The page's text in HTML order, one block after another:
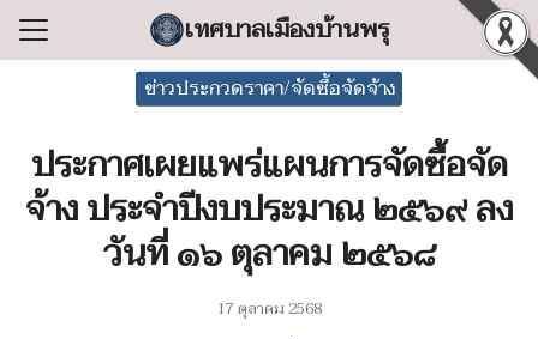
Skip
เทศบาลเมืองบ้านพรุ
ทศบาล
Search
ข่าวประกวดราคา/จัดซื้อจัดจ้าง
ประกาศเผยแพร่แผนการจัดซื้อจัด
จ้าง ประจำปีงบประมาณ ๒๕๖๙ ลง
วันที่ ๑๖ ตุลาคม ๒๕๖๘
17 ตุลาคม 2568